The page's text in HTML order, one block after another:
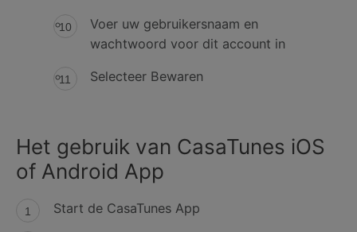
Voer uw gebruikersnaam en
wachtwoord voor dit account in
Selecteer Bewaren
Het gebruik van CasaTunes iOS
of Android App
Start de CasaTunes App